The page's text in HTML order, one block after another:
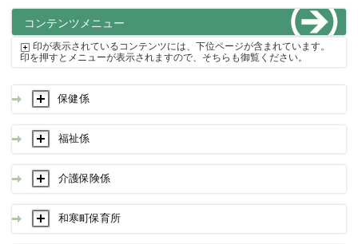
コンテンツメニュー
印が表示されているコンテンツには、下位ページが含まれています。
印を押すとメニューが表示されますので、そちらも御覧ください。
保健係
福祉係
介護保険係
和寒町保育所